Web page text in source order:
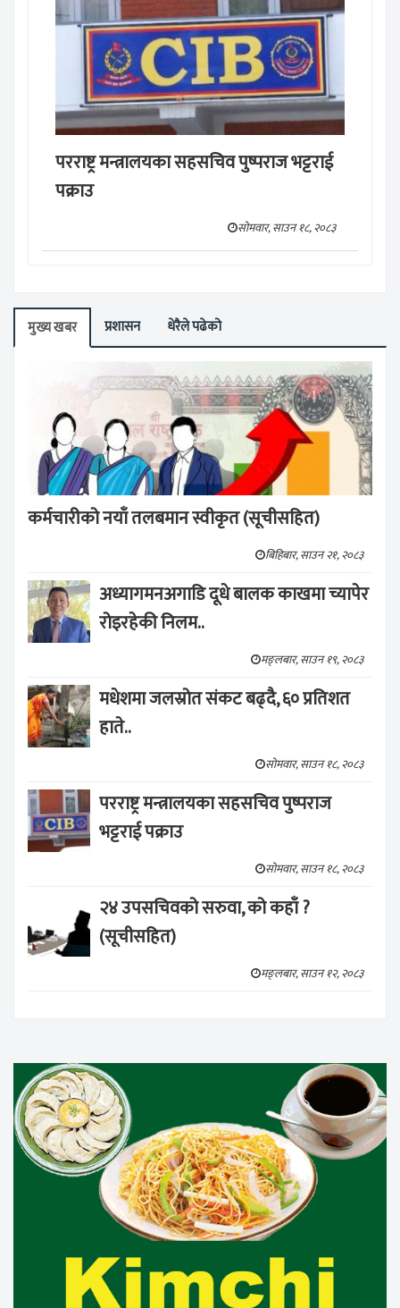
परराष्ट्र मन्त्रालयका सहसचिव पुष्पराज भट्टराई
पक्राउ
सोमवार, साउन १८, २०८३
मुख्य खबर प्रशासन धेरैले पढेको
कर्मचारीको नयाँ तलबमान स्वीकृत (सूचीसहित)
बिहिबार, साउन २१, २०८३
अध्यागमनअगाडि दूधे बालक काखमा च्यापेर
रोइरहेकी निलम..
मङ्लबार, साउन १९, २०८३
मधेशमा जलस्रोत संकट बढ्दै, ६० प्रतिशत
हाते..
सोमवार, साउन १८, २०८३
परराष्ट्र मन्त्रालयका सहसचिव पुष्पराज
भट्टराई पक्राउ
सोमवार, साउन १८, २०८३
२४ उपसचिवको सरुवा, को कहाँ ?
(सूचीसहित)
मङ्लबार, साउन १२, २०८३